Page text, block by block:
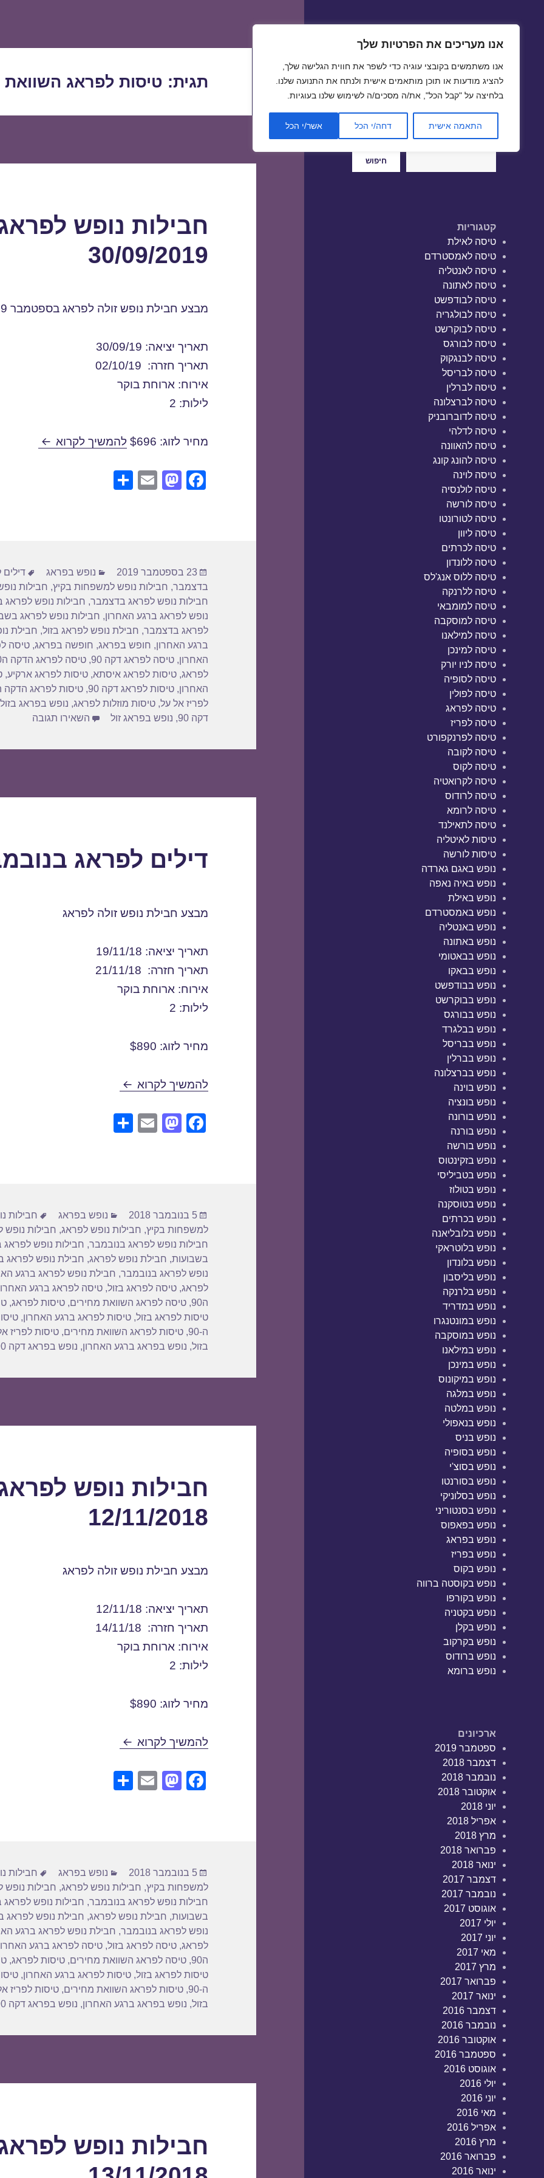
אנו מעריכים את הפרטיות שלך
אנו משתמשים בקובצי עוגיה כדי לשפר את חווית הגלישה שלך,
להציג מודעות או תוכן מותאמים אישית ולנתח את התנועה שלנו.
בלחיצה על "קבל הכל", את/ה מסכים/ה לשימוש שלנו בעוגיות.
התאמה אישית דחה/י הכל אשר/י הכל
טיסה זולה | טיסות זולות
חיפוש
חיפוש
קטגוריות
טיסה לאילת
טיסה לאמסטרדם
טיסה לאנטליה
טיסה לאתונה
טיסה לבודפשט
טיסה לבולגריה
טיסה לבוקרשט
טיסה לבורגס
טיסה לבנגקוק
טיסה לבריסל
טיסה לברלין
טיסה לברצלונה
טיסה לדוברובניק
טיסה לדלהי
טיסה להאוונה
טיסה להונג קונג
טיסה לוינה
טיסה לולנסיה
טיסה לורשה
טיסה לטורונטו
טיסה ליוון
טיסה לכרתים
טיסה ללונדון
טיסה ללוס אנג'לס
טיסה ללרנקה
טיסה למומבאי
טיסה למוסקבה
טיסה למילאנו
טיסה למינכן
טיסה לניו יורק
טיסה לסופיה
טיסה לפולין
טיסה לפראג
טיסה לפריז
טיסה לפרנקפורט
טיסה לקובה
טיסה לקוס
טיסה לקרואטיה
טיסה לרודוס
טיסה לרומא
טיסה לתאילנד
טיסות לאיטליה
טיסות לורשה
נופש באגם גארדה
נופש באיה נאפה
נופש באילת
נופש באמסטרדם
נופש באנטליה
נופש באתונה
נופש בבאטומי
נופש בבאקו
נופש בבודפשט
נופש בבוקרשט
נופש בבורגס
נופש בבלגרד
נופש בבריסל
נופש בברלין
נופש בברצלונה
נופש בוינה
נופש בונציה
נופש בורונה
נופש בורנה
נופש בורשה
נופש בזקינטוס
נופש בטביליסי
נופש בטולוז
נופש בטוסקנה
נופש בכרתים
נופש בלובליאנה
נופש בלוטראקי
נופש בלונדון
נופש בליסבון
נופש בלרנקה
נופש במדריד
נופש במונטנגרו
נופש במוסקבה
נופש במילאנו
נופש במינכן
נופש במיקונוס
נופש במלגה
נופש במלטה
נופש בנאפולי
נופש בניס
נופש בסופיה
נופש בסוצ'י
נופש בסורנטו
נופש בסלוניקי
נופש בסנטוריני
נופש בפאפוס
נופש בפראג
נופש בפריז
נופש בקוס
נופש בקוסטה ברווה
נופש בקורפו
נופש בקטניה
נופש בקלן
נופש בקרקוב
נופש ברודוס
נופש ברומא
ארכיונים
ספטמבר 2019
דצמבר 2018
נובמבר 2018
אוקטובר 2018
יוני 2018
אפריל 2018
מרץ 2018
פברואר 2018
ינואר 2018
דצמבר 2017
נובמבר 2017
אוגוסט 2017
יולי 2017
יוני 2017
מאי 2017
מרץ 2017
פברואר 2017
ינואר 2017
דצמבר 2016
נובמבר 2016
אוקטובר 2016
ספטמבר 2016
אוגוסט 2016
יולי 2016
יוני 2016
מאי 2016
אפריל 2016
מרץ 2016
פברואר 2016
ינואר 2016
תגית: טיסות לפראג השוואת
חבילות נופש
30/09/2019
מבצע חבילת נופש זולה לפראג בספטמבר 2019
תאריך יציאה: 30/09/19
תאריך חזרה: 02/10/19
אירוח: ארוחת בוקר
לילות: 2
מחיר לזוג: $696 להמשיך לקרוא חבילות נופש
F
o
o
k
M
o
n
E
פורסם
בתאריך
23 בספטמבר 2019 קטגוריות
נופש בפראג תגיות
בדצמבר, חבילות נופש למשפחות בקיץ, חבילות
חבילות נופש לפראג בדצמבר, חבילות נופש לפראג
נופש לפראג ברגע האחרון, חבילות נופש לפראג
לפראג בדצמבר, חבילת נופש לפראג בזול, חבילת
ברגע האחרון, חופש בפראג, חופשה בפראג,טיסה
האחרון,טיסה לפראג דקה 90 ,טיסה לפראג הדקה ה90
לפראג,טיסות לפראג איסתא,טיסות לפראג ארקיע,
האחרון,טיסות לפראג דקה 90 ,טיסות לפראג הדקה ה-
לפריז אל על,טיסות מוזלות לפראג, נופש בפראג בזול
דקה 90
, נופש בפראג זול השאירו תגובה
דילים לפראג בנובמבר 19/
מבצע חבילת נופש זולה לפראג
תאריך יציאה: 19/11/18
תאריך חזרה: 21/11/18
אירוח: ארוחת בוקר
לילות: 2
מחיר לזוג: $890
להמשיך לקרוא דילים לפראג בנובמבר 19/11/2018
F
o
o
k
M
o
n
E
פורסם
בתאריך
5 בנובמבר 2018 קטגוריות
נופש בפראג תגיות
חבילות
למשפחות בקיץ, חבילות נופש לפראג, חבילות
חבילות נופש לפראג בנובמבר, חבילות נופש לפראג
בשבועות, חבילת נופש לפראג, חבילת נופש לפראג
נופש לפראג בנובמבר, חבילת נופש לפראג ברגע
לפראג,טיסה לפראג בזול,טיסה לפראג ברגע
ה90
,טיסה לפראג השוואת מחירים,טיסות לפראג,
טיסות לפראג בזול,טיסות לפראג ברגע האחרון,
ה-90
,טיסות לפראג השוואת מחירים,טיסות לפריז
בזול, נופש בפראג ברגע האחרון, נופש בפראג דקה 90
חבילות נופש
12/11/2018
מבצע חבילת נופש זולה לפראג
תאריך יציאה: 12/11/18
תאריך חזרה: 14/11/18
אירוח: ארוחת בוקר
לילות: 2
מחיר לזוג: $890
להמשיך לקרוא חבילות נופש לפראג בנובמבר 12/11/
F
o
o
k
M
o
n
E
פורסם
בתאריך
5 בנובמבר 2018 קטגוריות
נופש בפראג תגיות
חבילות
למשפחות בקיץ, חבילות נופש לפראג, חבילות
חבילות נופש לפראג בנובמבר, חבילות נופש לפראג
בשבועות, חבילת נופש לפראג, חבילת נופש לפראג
נופש לפראג בנובמבר, חבילת נופש לפראג ברגע
לפראג,טיסה לפראג בזול,טיסה לפראג ברגע
ה90
,טיסה לפראג השוואת מחירים,טיסות לפראג,
טיסות לפראג בזול,טיסות לפראג ברגע האחרון,
ה-90
,טיסות לפראג השוואת מחירים,טיסות לפריז
בזול, נופש בפראג ברגע האחרון, נופש בפראג דקה 90
חבילות נופש